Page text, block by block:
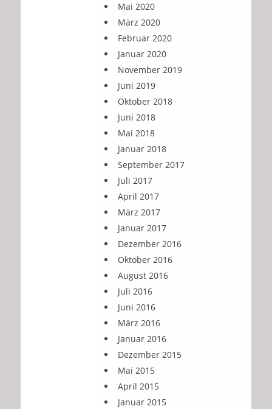
Mai 2020
März 2020
Februar 2020
Januar 2020
November 2019
Juni 2019
Oktober 2018
Juni 2018
Mai 2018
Januar 2018
September 2017
Juli 2017
April 2017
März 2017
Januar 2017
Dezember 2016
Oktober 2016
August 2016
Juli 2016
Juni 2016
März 2016
Januar 2016
Dezember 2015
Mai 2015
April 2015
Januar 2015